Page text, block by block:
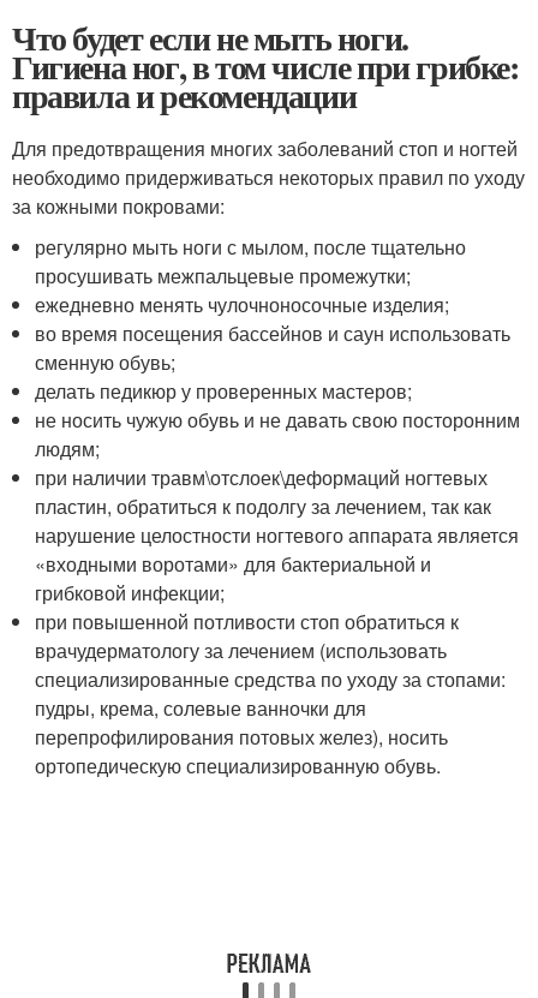
Что будет если не мыть ноги.
Гигиена ног, в том числе при грибке:
правила и рекомендации
Для предотвращения многих заболеваний стоп и ногтей
необходимо придерживаться некоторых правил по уходу
за кожными покровами:
регулярно мыть ноги с мылом, после тщательно
просушивать межпальцевые промежутки;
ежедневно менять чулочноносочные изделия;
во время посещения бассейнов и саун использовать
сменную обувь;
делать педикюр у проверенных мастеров;
не носить чужую обувь и не давать свою посторонним
людям;
при наличии травм\отслоек\деформаций ногтевых
пластин, обратиться к подолгу за лечением, так как
нарушение целостности ногтевого аппарата является
«входными воротами» для бактериальной и
грибковой инфекции;
при повышенной потливости стоп обратиться к
врачудерматологу за лечением (использовать
специализированные средства по уходу за стопами:
пудры, крема, солевые ванночки для
перепрофилирования потовых желез), носить
ортопедическую специализированную обувь.